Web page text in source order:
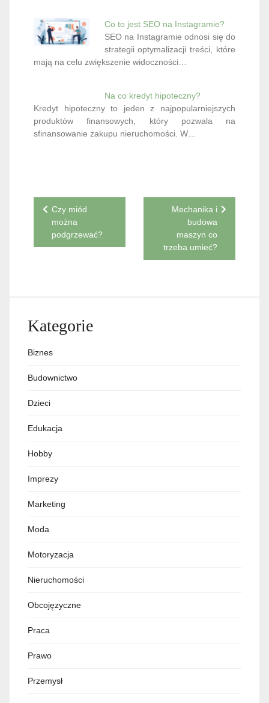
Co to jest SEO na Instagramie?
SEO na Instagramie odnosi się do
strategii optymalizacji treści, które
mają na celu zwiększenie widoczności…
Na co kredyt hipoteczny?
Kredyt hipoteczny to jeden z najpopularniejszych
produktów finansowych, który pozwala na
sfinansowanie zakupu nieruchomości. W…
Nawigacja
wpisu
Czy miód
można
podgrzewać?
Mechanika i
budowa
maszyn co
trzeba umieć?
Kategorie
Biznes
Budownictwo
Dzieci
Edukacja
Hobby
Imprezy
Marketing
Moda
Motoryzacja
Nieruchomości
Obcojęzyczne
Praca
Prawo
Przemysł